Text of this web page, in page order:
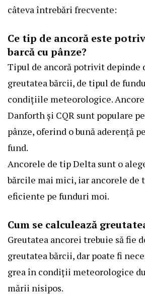
câteva întrebări frecvente:
Ce tip de ancoră este
barcă cu pânze?
Tipul de ancoră potrivit depinde
greutatea bărcii, de tipul de
condițiile meteorologice.
Danforth și CQR sunt populare
pânze, oferind o bună aderență
fund.
Ancorele de tip Delta sunt o
bărcile mai mici, iar ancorele de
eficiente pe funduri moi.
Cum se calculează
Greutatea ancorei trebuie să fie
greutatea bărcii, dar poate fi
grea în condiții meteorologice
mării nisipos.